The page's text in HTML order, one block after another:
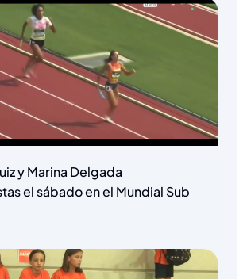
y Marina Delgada
el sábado en el Mundial Sub